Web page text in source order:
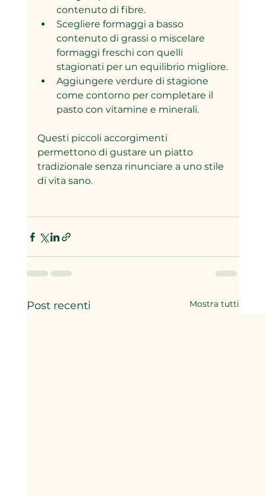
contenuto di fibre.
Scegliere formaggi a basso
contenuto di grassi o miscelare
formaggi freschi con quelli
stagionati per un equilibrio migliore.
Aggiungere verdure di stagione
come contorno per completare il
pasto con vitamine e minerali.
Questi piccoli accorgimenti
permettono di gustare un piatto
tradizionale senza rinunciare a uno stile
di vita sano.
Post recenti Mostra tutti